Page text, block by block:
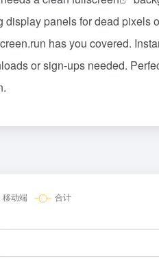
display panels for dead pixels
has you covered.
or sign-ups needed.
.